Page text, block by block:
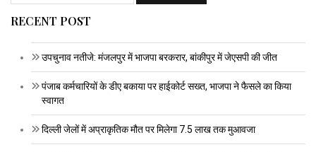
RECENT POST
उपचुनाव नतीजे: मंजलपुर में भाजपा बरकरार, बांकीपुर में जेएसपी की जीत
पंजाब कर्मचारियों के डीए बकाया पर हाईकोर्ट सख्त, भाजपा ने फैसले का किया
स्वागत
दिल्ली जेलों में अप्राकृतिक मौत पर मिलेगा 7.5 लाख तक मुआवजा